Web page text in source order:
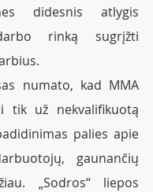
didesnis atlygis
rinką sugrįžti
numato, kad MMA
tik už nekvalifikuotą
palies apie
gaunančių
„Sodros“ liepos